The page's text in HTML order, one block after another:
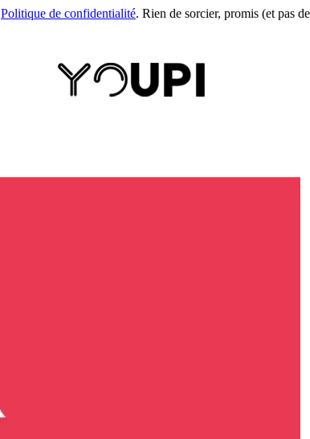
Politique de confidentialité. Rien de sorcier, promis (et pas